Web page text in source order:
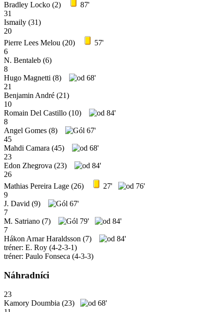
Bradley Locko (2)
87'
31
Ismaily (31)
20
Pierre Lees Melou (20)
57'
6
N. Bentaleb (6)
8
Hugo Magnetti (8)
68'
21
Benjamin André (21)
10
Romain Del Castillo (10)
84'
8
Angel Gomes (8)
67'
45
Mahdi Camara (45)
68'
23
Edon Zhegrova (23)
84'
26
Mathias Pereira Lage (26) 27'
76'
9
J. David (9)
67'
7
M. Satriano (7) 79'
84'
7
Hákon Arnar Haraldsson (7)
84'
tréner: E. Roy (4-2-3-1)
tréner: Paulo Fonseca (4-3-3)
Náhradníci
23
Kamory Doumbia (23)
68'